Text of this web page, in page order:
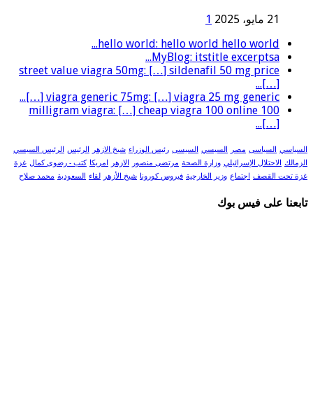
21 مايو، 2025
1
hello world: hello world hello world...
MyBlog: itstitle excerptsa...
street value viagra 50mg: […] sildenafil 50 mg price
[…]...
viagra generic 75mg: […] viagra 25 mg generic […]...
100 milligram viagra: […] cheap viagra 100 online
[…]...
السياسي السياسى مصر السيسي السيسى رئيس الوزراء شيخ الازهر الرئيس الرئيس السيسي
الزمالك الاحتلال الإسرائيلي وزارة الصحة مرتضى منصور الازهر امريكا كتب - رضوى كمال غزة
غزة تحت القصف اجتماع وزير الخارجية فيروس كورونا شيخ الأزهر لقاء السعودية محمد صلاح
تابعنا على فيس بوك